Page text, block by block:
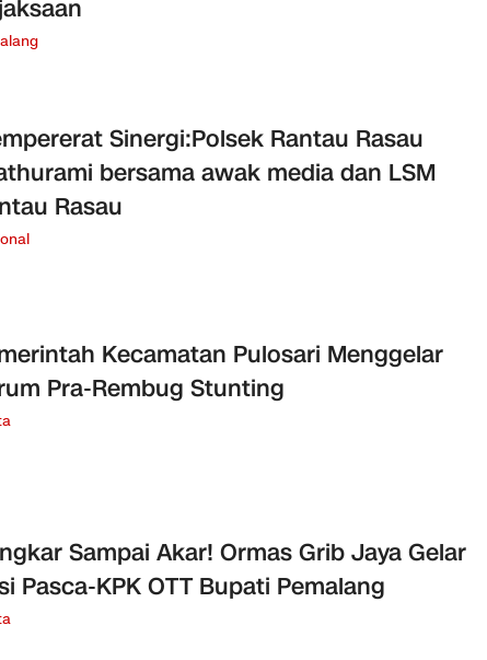
Sinergi:Polsek Rantau Rasau
bersama awak media dan LSM
Rasau
Kecamatan Pulosari Menggelar
Pra-Rembug Stunting
Sampai Akar! Ormas Grib Jaya Gelar
Pasca-KPK OTT Bupati Pemalang